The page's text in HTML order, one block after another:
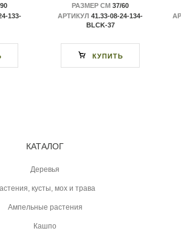
133-
РАЗМЕР СМ 37/60
АРТИКУЛ 41.33-08-24-134-
BLCK-37
КУПИТЬ
КАТАЛОГ
Деревья
кусты, мох и трава
Ампельные растения
Кашпо